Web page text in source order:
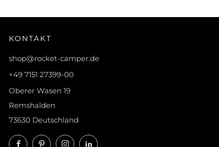
KONTAKT
shop@rocket-camper.de
+49 7151 27399-00
Oberer Wasen 19
Remshalden
73630 Deutschland
FacebookPinterestInstagramLinkedIn